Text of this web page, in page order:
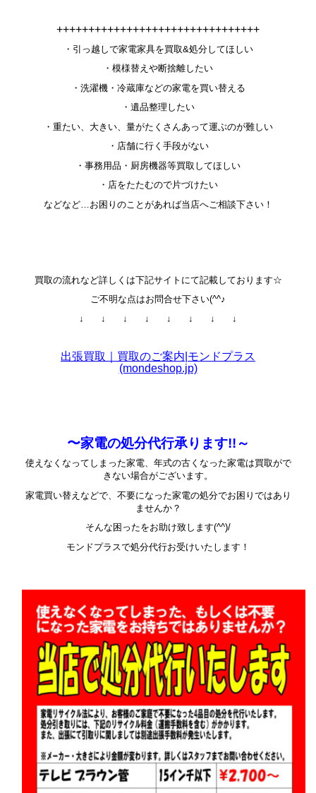
++++++++++++++++++++++++++++++++
・引っ越しで家電家具を買取&処分してほしい
・模様替えや断捨離したい
・洗濯機・冷蔵庫などの家電を買い替える
・遺品整理したい
・重たい、大きい、量がたくさんあって運ぶのが難しい
・店舗に行く手段がない
・事務用品・厨房機器等買取してほしい
・店をたたむので片づけたい
などなど…お困りのことがあれば当店へご相談下さい！
買取の流れなど詳しくは下記サイトにて記載しております☆
ご不明な点はお問合せ下さい(^^♪
↓ ↓ ↓ ↓ ↓ ↓ ↓ ↓
出張買取｜買取のご案内|モンドプラス
(mondeshop.jp)
〜家電の処分代行承ります!!～
使えなくなってしまった家電、年式の古くなった家電は買取がで
きない場合がございます。
家電買い替えなどで、不要になった家電の処分でお困りではあり
ませんか？
そんな困ったをお助け致します(^^)/
モンドプラスで処分代行お受けいたします！